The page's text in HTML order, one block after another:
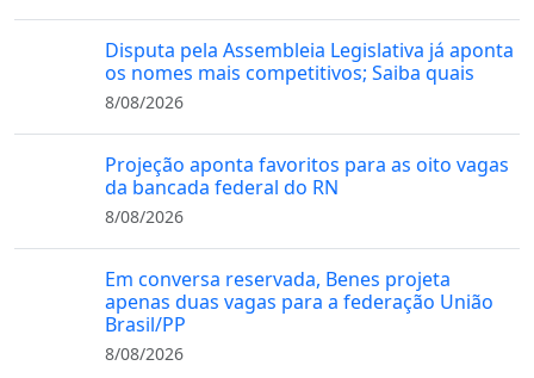
Disputa pela Assembleia Legislativa já aponta
os nomes mais competitivos; Saiba quais
8/08/2026
Projeção aponta favoritos para as oito vagas
da bancada federal do RN
8/08/2026
Em conversa reservada, Benes projeta
apenas duas vagas para a federação União
Brasil/PP
8/08/2026